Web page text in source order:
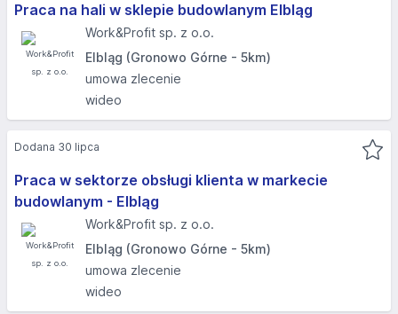
Praca na hali w sklepie budowlanym Elbląg
Work&Profit sp. z o.o.
Elbląg (Gronowo Górne - 5km)
umowa zlecenie
wideo
Praca w sektorze obsługi klienta w markecie
budowlanym - Elbląg​
Work&Profit sp. z o.o.
Elbląg (Gronowo Górne - 5km)
umowa zlecenie
wideo
Dodana 30 lipca